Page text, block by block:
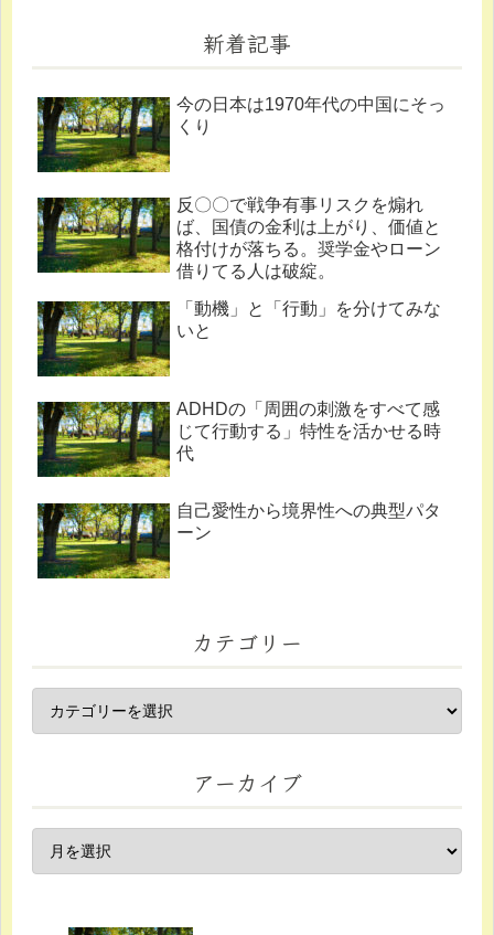
新着記事
今の日本は1970年代の中国にそっ
くり
反〇〇で戦争有事リスクを煽れ
ば、国債の金利は上がり、価値と
格付けが落ちる。奨学金やローン
借りてる人は破綻。
「動機」と「行動」を分けてみな
いと
ADHDの「周囲の刺激をすべて感
じて行動する」特性を活かせる時
代
自己愛性から境界性への典型パタ
ーン
カテゴリー
アーカイブ